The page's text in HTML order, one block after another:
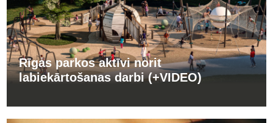
Rīgas parkos aktīvi norit
labiekārtošanas darbi (+VIDEO)